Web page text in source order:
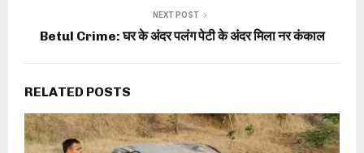
NEXT POST
Betul Crime: घर के अंदर पलंग पेटी के अंदर मिला नर कंकाल
RELATED POSTS